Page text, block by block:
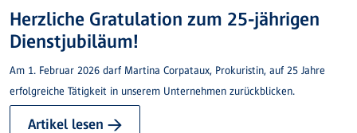
Herzliche Gratulation zum 25-jährigen
Dienstjubiläum!
Am 1. Februar 2026 darf Martina Corpataux, Prokuristin, auf 25 Jahre
erfolgreiche Tätigkeit in unserem Unternehmen zurückblicken.
Artikel lesen →